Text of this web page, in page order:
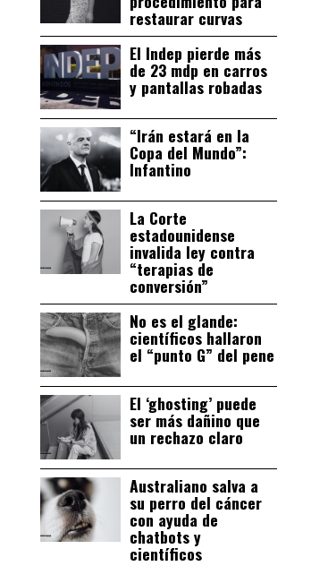
restaurar curvas
El Indep pierde más
de 23 mdp en carros
y pantallas robadas
“Irán estará en la
Copa del Mundo”:
Infantino
La Corte
estadounidense
invalida ley contra
“terapias de
conversión”
No es el glande:
científicos hallaron
el “punto G” del pene
El ‘ghosting’ puede
ser más dañino que
un rechazo claro
Australiano salva a
su perro del cáncer
con ayuda de
chatbots y
científicos